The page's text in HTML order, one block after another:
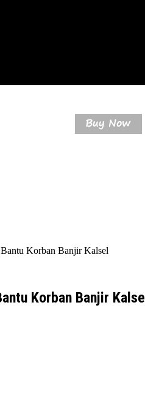
Korban Banjir Kalsel
Korban Banjir Kalsel